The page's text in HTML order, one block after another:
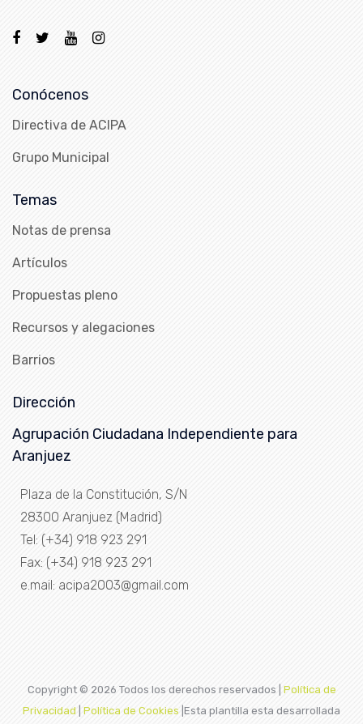
Conócenos
Directiva de ACIPA
Grupo Municipal
Temas
Notas de prensa
Artículos
Propuestas pleno
Recursos y alegaciones
Barrios
Dirección
Agrupación Ciudadana Independiente para
Aranjuez
Plaza de la Constitución, S/N
28300 Aranjuez (Madrid)
Tel: (+34) 918 923 291
Fax: (+34) 918 923 291
e.mail: acipa2003@gmail.com
Copyright © 2026 Todos los derechos reservados | Política de
Privacidad
Política de Cookies |Esta plantilla esta desarrollada